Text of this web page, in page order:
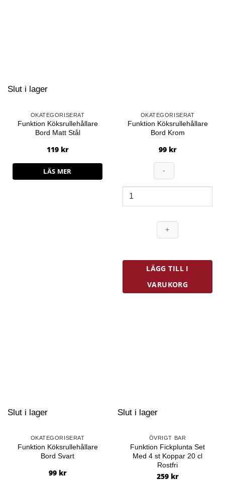
Slut i lager
OKATEGORISERAT
Funktion Köksrullehållare
Bord Matt Stål
119 kr
LÄS MER
OKATEGORISERAT
Funktion Köksrullehållare
Bord Krom
99 kr
Funktion
Köksrullehållare
LÄGG TILL I
VARUKORG
Slut i lager
OKATEGORISERAT
Funktion Köksrullehållare
Bord Svart
99 kr
Slut i lager
ÖVRIGT BAR
Funktion Fickplunta Set
Med 4 st Koppar 20 cl
Rostfri
259 kr